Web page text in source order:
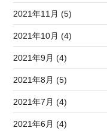
2021年11月 (5)
2021年10月 (4)
2021年9月 (4)
2021年8月 (5)
2021年7月 (4)
2021年6月 (4)